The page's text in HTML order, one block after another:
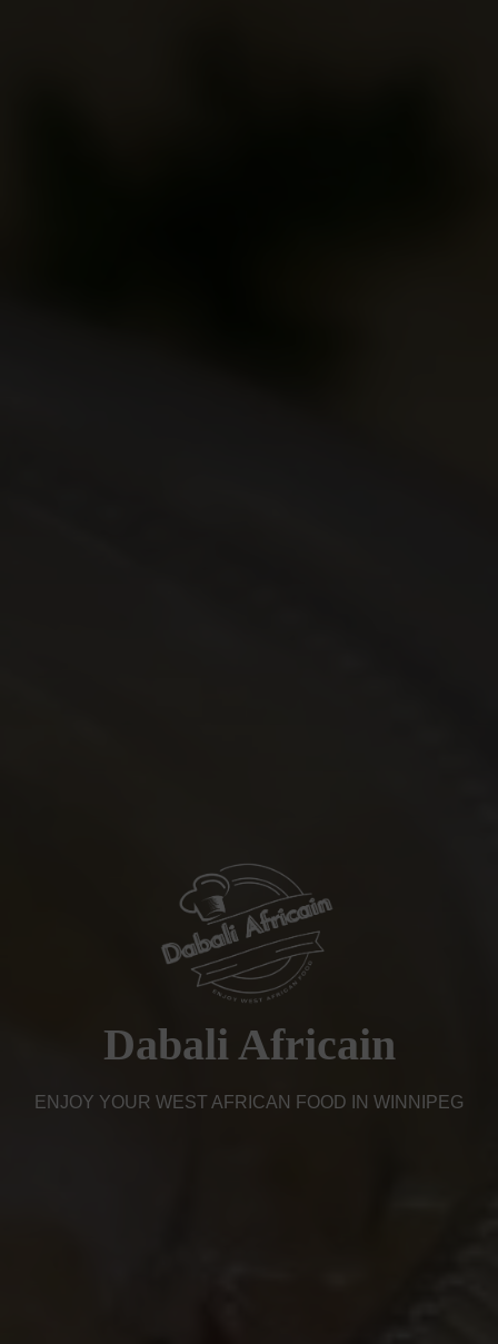
Dabali Africain
ENJOY YOUR WEST AFRICAN FOOD IN WINNIPEG